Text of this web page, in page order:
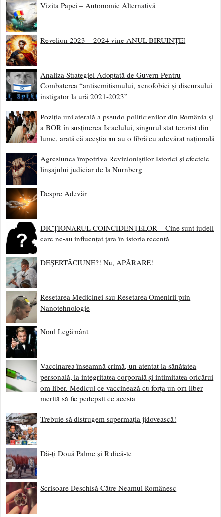
Vizita Papei – Autonomie Alternativă
Revelion 2023 – 2024 vine ANUL BIRUINȚEI
Analiza Strategiei Adoptată de Guvern Pentru
Combaterea “antisemitismului, xenofobiei și discursului
instigator la ură 2021-2023”
Poziția unilaterală a pseudo politicienilor din România și
a BOR în susținerea Israelului, singurul stat terorist din
lume, arată că aceștia nu au o fibră cu adevărat națională
Agresiunea împotriva Revizioniștilor Istorici și efectele
linșajului judiciar de la Nurnberg
Despre Adevăr
DICȚIONARUL COINCIDENȚELOR – Cine sunt iudeii
care ne-au influențat țara în istoria recentă
DEȘERTĂCIUNE?! Nu, APĂRARE!
Resetarea Medicinei sau Resetarea Omenirii prin
Nanotehnologie
Noul Legământ
Vaccinarea înseamnă crimă, un atentat la sănătatea
personală, la integritatea corporală și intimitatea oricărui
om liber. Medicul ce vaccinează cu forța un om liber
merită să fie pedepsit de acesta
Trebuie să distrugem supermația jidovească!
Dă-ți Două Palme și Ridică-te
Scrisoare Deschisă Către Neamul Românesc